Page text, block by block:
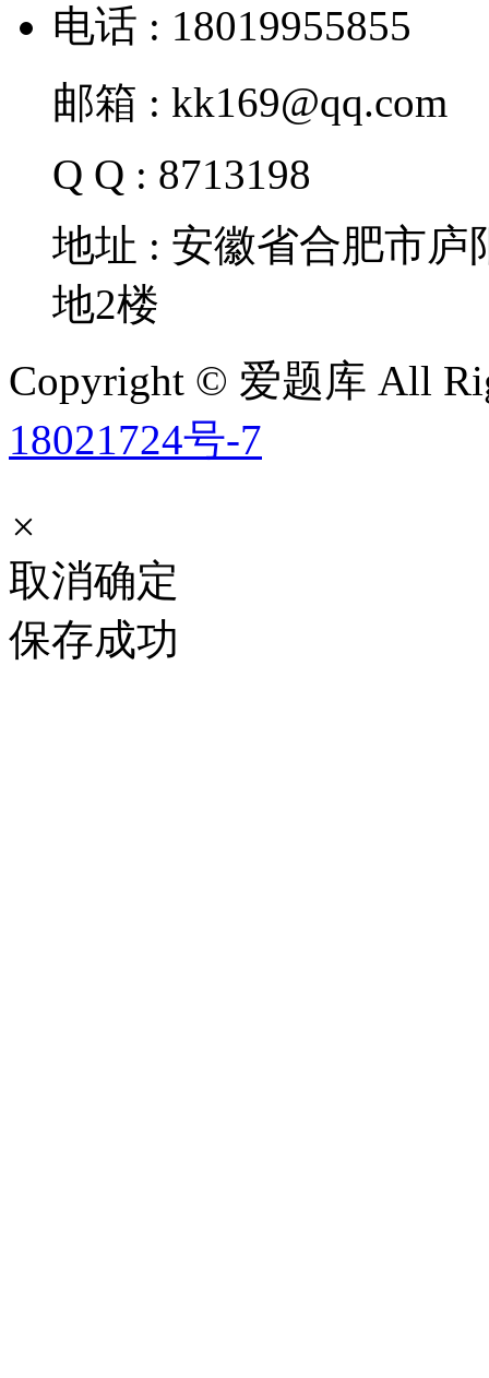
电话 : 18019955855
邮箱 : kk169@qq.com
Q Q : 8713198
地址 : 安徽省合肥市
地2楼
Copyright © 爱题库 All
18021724号-7
×
取消确定
保存成功